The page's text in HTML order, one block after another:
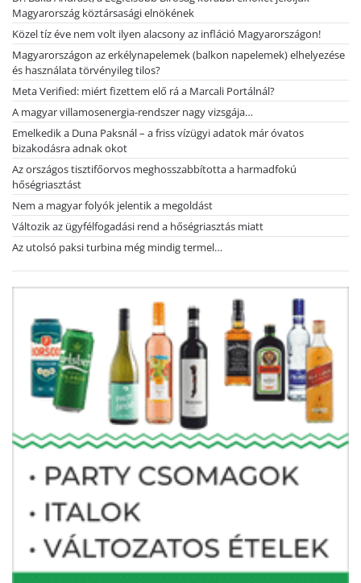
Magyarország köztársasági elnökének
Közel tíz éve nem volt ilyen alacsony az infláció Magyarországon!
Magyarországon az erkélynapelemek (balkon napelemek) elhelyezése
és használata törvényileg tilos?
Meta Verified: miért fizettem elő rá a Marcali Portálnál?
A magyar villamosenergia-rendszer nagy vizsgája…
Emelkedik a Duna Paksnál – a friss vízügyi adatok már óvatos
bizakodásra adnak okot
Az országos tisztifőorvos meghosszabbította a harmadfokú
hőségriasztást
Nem a magyar folyók jelentik a megoldást
Változik az ügyfélfogadási rend a hőségriasztás miatt
Az utolsó paksi turbina még mindig termel…